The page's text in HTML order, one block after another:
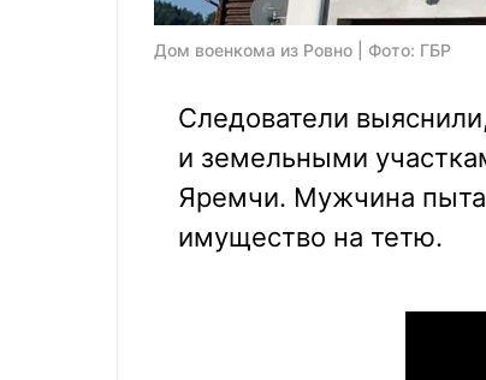
Дом военкома из Ровно | Фото: ГБР
Следователи
и земельными
Яремчи. Мужчина
имущество на тетю.